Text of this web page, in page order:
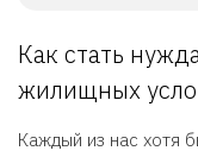
Как стать
жилищных
Каждый из нас хотя